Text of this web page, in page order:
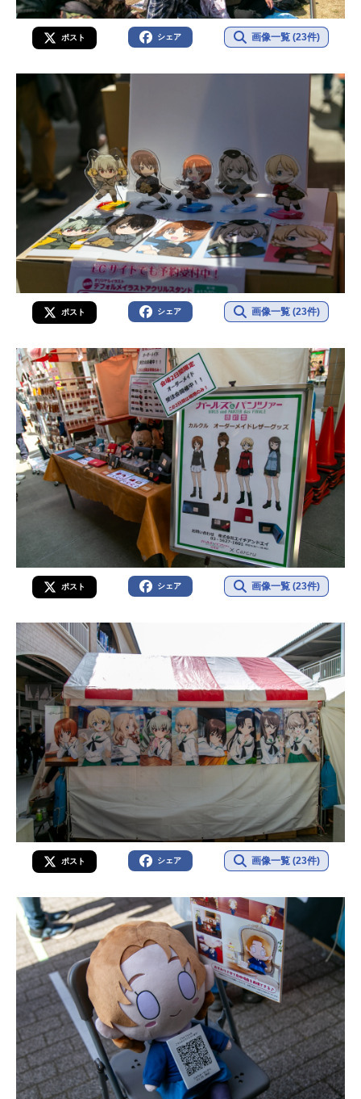
ポスト シェア 画像一覧 (23件)
ポスト シェア 画像一覧 (23件)
ポスト シェア 画像一覧 (23件)
ポスト シェア 画像一覧 (23件)